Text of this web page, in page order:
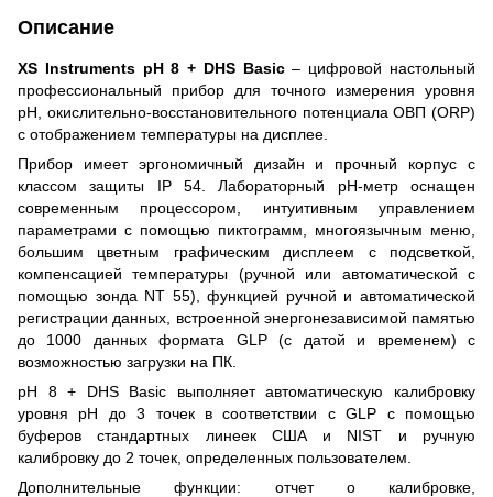
Описание
XS Instruments pH 8 + DHS Basic– цифровой настольный
профессиональный прибор для точного измерения уровня
рН, окислительно-восстановительного потенциала ОВП (ORP)
с отображением температуры на дисплее.
Прибор имеет эргономичный дизайн и прочный корпус с
классом защиты IP 54. Лабораторный pH-метр оснащен
современным процессором, интуитивным управлением
параметрами с помощью пиктограмм, многоязычным меню,
большим цветным графическим дисплеем с подсветкой,
компенсацией температуры (ручной или автоматической с
помощью зонда NT 55), функцией ручной и автоматической
регистрации данных, встроенной энергонезависимой памятью
до 1000 данных формата GLP (с датой и временем) с
возможностью загрузки на ПК.
pH 8 + DHS Basic выполняет автоматическую калибровку
уровня pH до 3 точек в соответствии с GLP с помощью
буферов стандартных линеек США и NIST и ручную
калибровку до 2 точек, определенных пользователем.
Дополнительные функции: отчет о калибровке,